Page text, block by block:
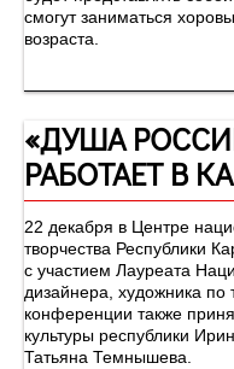
смогут заниматься хоровым пением
возраста.
«ДУША
РАБОТАЕТ В
22 декабря в Центре
творчества Республики
с участием Лауреата
дизайнера, художника по
конференции также
культуры республики
Татьяна Темнышева.